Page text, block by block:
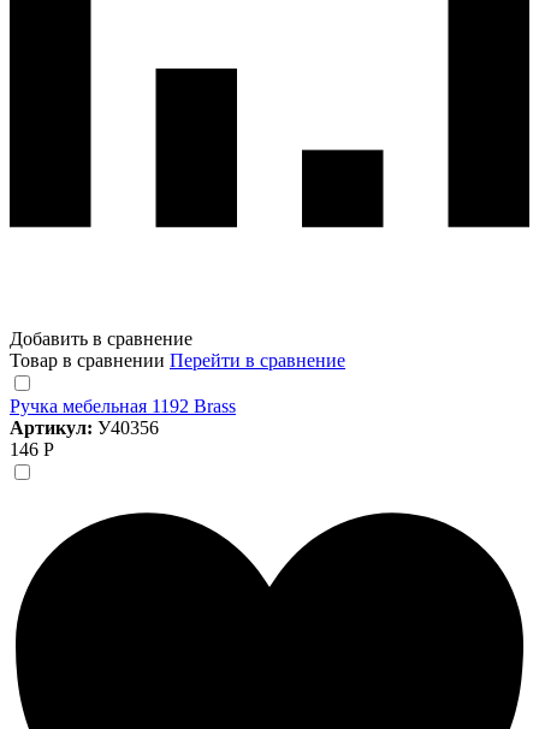
Добавить в сравнение
Товар в сравнении Перейти в сравнение
Ручка мебельная 1192 Brass
Артикул: У40356
146 Р